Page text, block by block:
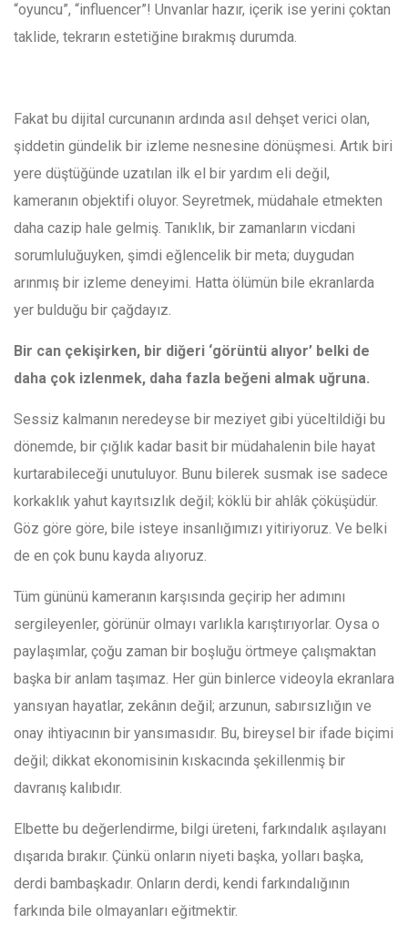
“oyuncu”, “influencer”! Unvanlar hazır, içerik ise yerini çoktan
taklide, tekrarın estetiğine bırakmış durumda.
Fakat bu dijital curcunanın ardında asıl dehşet verici olan,
şiddetin gündelik bir izleme nesnesine dönüşmesi. Artık biri
yere düştüğünde uzatılan ilk el bir yardım eli değil,
kameranın objektifi oluyor. Seyretmek, müdahale etmekten
daha cazip hale gelmiş. Tanıklık, bir zamanların vicdani
sorumluluğuyken, şimdi eğlencelik bir meta; duygudan
arınmış bir izleme deneyimi. Hatta ölümün bile ekranlarda
yer bulduğu bir çağdayız.
Bir can çekişirken, bir diğeri ‘görüntü alıyor’ belki de
daha çok izlenmek, daha fazla beğeni almak uğruna.
Sessiz kalmanın neredeyse bir meziyet gibi yüceltildiği bu
dönemde, bir çığlık kadar basit bir müdahalenin bile hayat
kurtarabileceği unutuluyor. Bunu bilerek susmak ise sadece
korkaklık yahut kayıtsızlık değil; köklü bir ahlâk çöküşüdür.
Göz göre göre, bile isteye insanlığımızı yitiriyoruz. Ve belki
de en çok bunu kayda alıyoruz.
Tüm gününü kameranın karşısında geçirip her adımını
sergileyenler, görünür olmayı varlıkla karıştırıyorlar. Oysa o
paylaşımlar, çoğu zaman bir boşluğu örtmeye çalışmaktan
başka bir anlam taşımaz. Her gün binlerce videoyla ekranlara
yansıyan hayatlar, zekânın değil; arzunun, sabırsızlığın ve
onay ihtiyacının bir yansımasıdır. Bu, bireysel bir ifade biçimi
değil; dikkat ekonomisinin kıskacında şekillenmiş bir
davranış kalıbıdır.
Elbette bu değerlendirme, bilgi üreteni, farkındalık aşılayanı
dışarıda bırakır. Çünkü onların niyeti başka, yolları başka,
derdi bambaşkadır. Onların derdi, kendi farkındalığının
farkında bile olmayanları eğitmektir.